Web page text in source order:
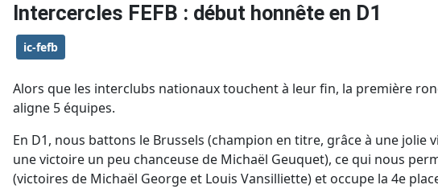
Intercercles FEFB : début honnête en D1
ic-fefb
Alors que les interclubs nationaux touchent à leur fin, la première
aligne 5 équipes.
En D1, nous battons le Brussels (champion en titre, grâce à une
une victoire un peu chanceuse de Michaël Geuquet), ce qui nous
(victoires de Michaël George et Louis Vansilliette) et occupe la 4e